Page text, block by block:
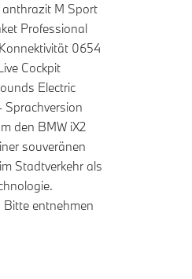
anthrazit M Sport
Professional
0654
Cockpit
Electric
den BMW iX2
souveränen
Stadtverkehr als
Bitte entnehmen